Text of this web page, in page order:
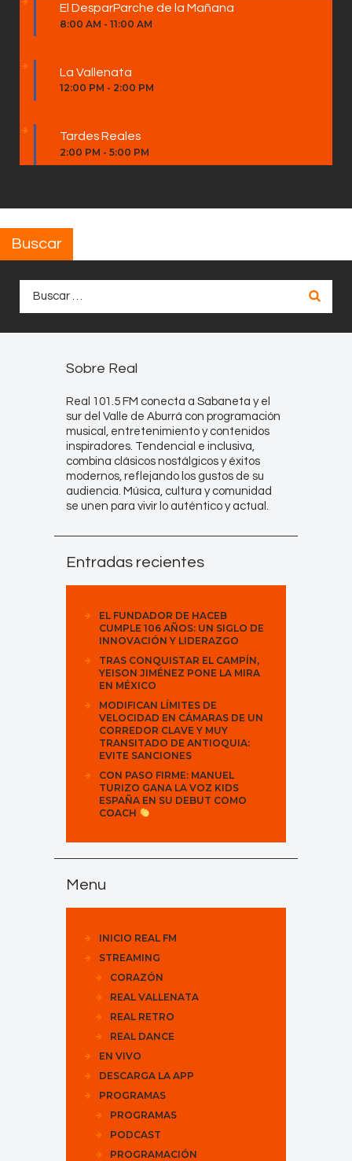
El DesparParche de la Mañana
8:00 AM - 11:00 AM
La Vallenata
12:00 PM - 2:00 PM
Tardes Reales
2:00 PM - 5:00 PM
Buscar
Sobre Real
Real 101.5 FM conecta a Sabaneta y el
sur del Valle de Aburrá con programación
musical, entretenimiento y contenidos
inspiradores. Tendencial e inclusiva,
combina clásicos nostálgicos y éxitos
modernos, reflejando los gustos de su
audiencia. Música, cultura y comunidad
se unen para vivir lo auténtico y actual.
Entradas recientes
EL FUNDADOR DE HACEB
CUMPLE 106 AÑOS: UN SIGLO DE
INNOVACIÓN Y LIDERAZGO
TRAS CONQUISTAR EL CAMPÍN,
YEISON JIMÉNEZ PONE LA MIRA
EN MÉXICO
MODIFICAN LÍMITES DE
VELOCIDAD EN CÁMARAS DE UN
CORREDOR CLAVE Y MUY
TRANSITADO DE ANTIOQUIA:
EVITE SANCIONES
CON PASO FIRME: MANUEL
TURIZO GANA LA VOZ KIDS
ESPAÑA EN SU DEBUT COMO
COACH
Menu
INICIO REAL FM
STREAMING
CORAZÓN
REAL VALLENATA
REAL RETRO
REAL DANCE
EN VIVO
DESCARGA LA APP
PROGRAMAS
PROGRAMAS
PODCAST
PROGRAMACIÓN